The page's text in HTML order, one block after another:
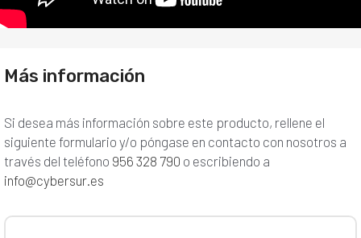
Más información
Si desea más información sobre este producto, rellene el
siguiente formulario y/o póngase en contacto con nosotros a
través del teléfono 956 328 790 o escribiendo a
info@cybersur.es